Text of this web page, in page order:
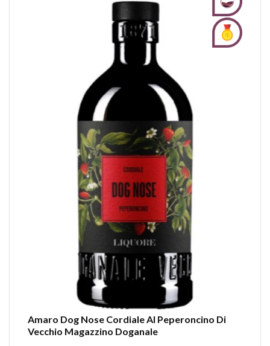
Amaro Dog Nose Cordiale Al Peperoncino Di
Vecchio Magazzino Doganale